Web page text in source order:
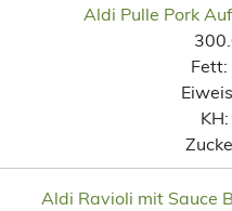
Aldi Pulle Pork
Fett:
KH:
Aldi Ravioli mit Sauce